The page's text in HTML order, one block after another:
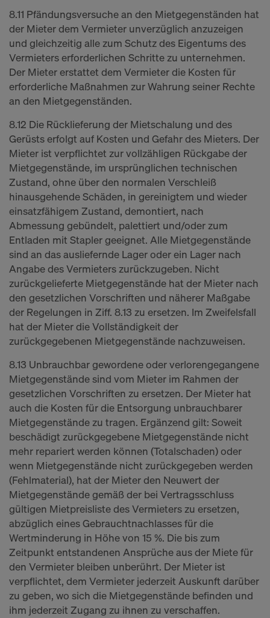
8.11 Pfändungsversuche an den Mietgegenständen hat
der Mieter dem Vermieter unverzüglich anzuzeigen
und gleichzeitig alle zum Schutz des Eigentums des
Vermieters erforderlichen Schritte zu unternehmen.
Der Mieter erstattet dem Vermieter die Kosten für
erforderliche Maßnahmen zur Wahrung seiner Rechte
an den Mietgegenständen.
8.12 Die Rücklieferung der Mietschalung und des
Gerüsts erfolgt auf Kosten und Gefahr des Mieters. Der
Mieter ist verpflichtet zur vollzähligen Rückgabe der
Mietgegenstände, im ursprünglichen technischen
Zustand, ohne über den normalen Verschleiß
hinausgehende Schäden, in gereinigtem und wieder
einsatzfähigem Zustand, demontiert, nach
Abmessung gebündelt, palettiert und/oder zum
Entladen mit Stapler geeignet. Alle Mietgegenstände
sind an das ausliefernde Lager oder ein Lager nach
Angabe des Vermieters zurückzugeben. Nicht
zurückgelieferte Mietgegenstände hat der Mieter nach
den gesetzlichen Vorschriften und näherer Maßgabe
der Regelungen in Ziff. 8.13 zu ersetzen. Im Zweifelsfall
hat der Mieter die Vollständigkeit der
zurückgegebenen Mietgegenstände nachzuweisen.
8.13 Unbrauchbar gewordene oder verlorengegangene
Mietgegenstände sind vom Mieter im Rahmen der
gesetzlichen Vorschriften zu ersetzen. Der Mieter hat
auch die Kosten für die Entsorgung unbrauchbarer
Mietgegenstände zu tragen. Ergänzend gilt: Soweit
beschädigt zurückgegebene Mietgegenstände nicht
mehr repariert werden können (Totalschaden) oder
wenn Mietgegenstände nicht zurückgegeben werden
(Fehlmaterial), hat der Mieter den Neuwert der
Mietgegenstände gemäß der bei Vertragsschluss
gültigen Mietpreisliste des Vermieters zu ersetzen,
abzüglich eines Gebrauchtnachlasses für die
Wertminderung in Höhe von 15 %. Die bis zum
Zeitpunkt entstandenen Ansprüche aus der Miete für
den Vermieter bleiben unberührt. Der Mieter ist
verpflichtet, dem Vermieter jederzeit Auskunft darüber
zu geben, wo sich die Mietgegenstände befinden und
ihm jederzeit Zugang zu ihnen zu verschaffen.